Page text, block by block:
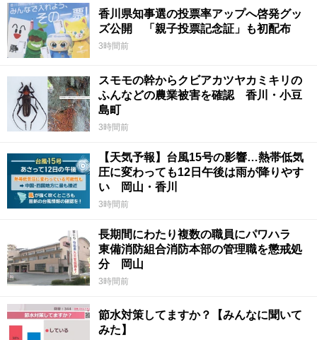
香川県知事選の投票率アップへ啓発グッ
ズ公開 「親子投票記念証」も初配布
3時間前
スモモの幹からクビアカツヤカミキリの
ふんなどの農業被害を確認 香川・小豆
島町
3時間前
【天気予報】台風15号の影響…熱帯低気
圧に変わっても12日午後は雨が降りやす
い 岡山・香川
3時間前
長期間にわたり複数の職員にパワハラ
東備消防組合消防本部の管理職を懲戒処
分 岡山
3時間前
節水対策してますか？【みんなに聞いて
みた】